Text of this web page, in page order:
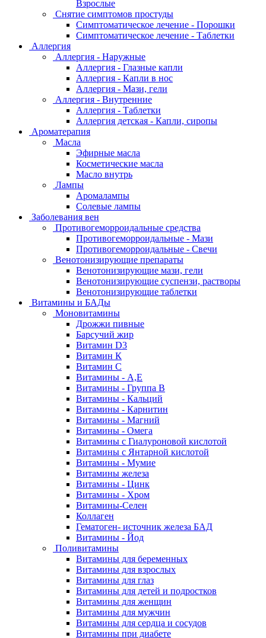
Взрослые
Снятие симптомов простуды
Симптоматическое лечение - Порошки
Симптоматическое лечение - Таблетки
Аллергия
Аллергия - Наружные
Аллергия - Глазные капли
Аллергия - Капли в нос
Аллергия - Мази, гели
Аллергия - Внутренние
Аллергия - Таблетки
Аллергия детская - Капли, сиропы
Ароматерапия
Масла
Эфирные масла
Косметические масла
Масло внутрь
Лампы
Аромалампы
Солевые лампы
Заболевания вен
Противогеморроидальные средства
Противогеморроидальные - Мази
Противогеморроидальные - Свечи
Венотонизирующие препараты
Венотонизирующие мази, гели
Венотонизирующие суспензи, растворы
Венотонизирующие таблетки
Витамины и БАДы
Моновитамины
Дрожжи пивные
Барсучий жир
Витамин D3
Витамин К
Витамин С
Витамины - А,Е
Витамины - Группа В
Витамины - Кальций
Витамины - Карнитин
Витамины - Магний
Витамины - Омега
Витамины с Гиалуроновой кислотой
Витамины с Янтарной кислотой
Витамины - Мумие
Витамины железа
Витамины - Цинк
Витамины - Хром
Витамины-Селен
Коллаген
Гематоген- источник железа БАД
Витамины - Йод
Поливитамины
Витамины для беременных
Витамины для взрослых
Витамины для глаз
Витамины для детей и подростков
Витамины для женщин
Витамины для мужчин
Витамины для сердца и сосудов
Витамины при диабете